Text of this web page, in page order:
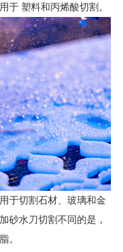
于 塑料和丙烯酸切割。
于切割石材、玻璃和金
砂水刀切割不同的是，
。